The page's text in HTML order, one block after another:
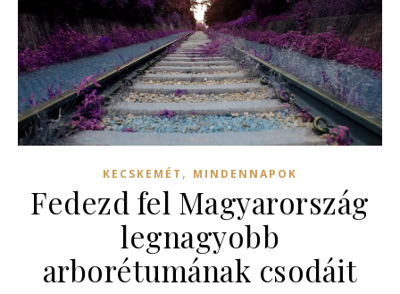
KECSKEMÉT , MINDENNAPOK
Fedezd fel Magyarország
legnagyobb
arborétumának csodáit